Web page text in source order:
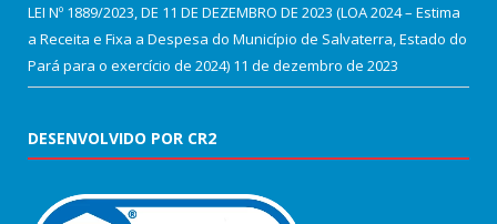
LEI Nº 1889/2023, DE 11 DE DEZEMBRO DE 2023 (LOA 2024 – Estima
a Receita e Fixa a Despesa do Município de Salvaterra, Estado do
Pará para o exercício de 2024) 11 de dezembro de 2023
DESENVOLVIDO POR CR2